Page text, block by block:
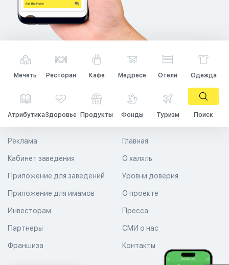
Мечеть Ресторан Кафе Медресе Отели Одежда
АтрибутикаЗдоровье Продукты Фонды Туризм Поиск
Главная
О халяль
Уровни доверия
Реклама
Кабинет заведения
Приложение для заведений
Приложение для имамов О проекте
Пресса
СМИ о нас
Контакты
Инвесторам
Партнеры
Франшиза